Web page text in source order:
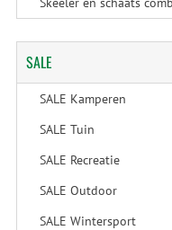
SALE
SALE Kamperen
SALE Tuin
SALE Recreatie
SALE Outdoor
SALE Wintersport